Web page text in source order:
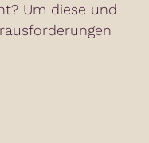
Um diese und